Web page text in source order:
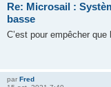
Re: Microsail :
basse
C’est pour empêcher
par Fred